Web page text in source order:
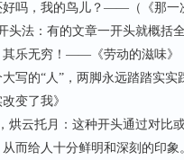
吗，我的鸟儿？——（《那一
法：有的文章一开头就概括全
乐无穷！——《劳动的滋味》
的“人”，两脚永远踏踏实实
变了我》
云托月：这种开头通过对比
而给人十分鲜明和深刻的印象